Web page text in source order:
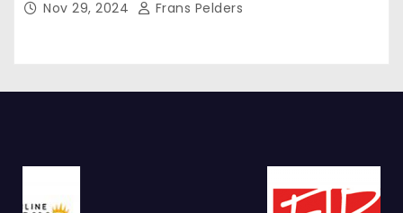
Nov 29, 2024 Frans Pelders